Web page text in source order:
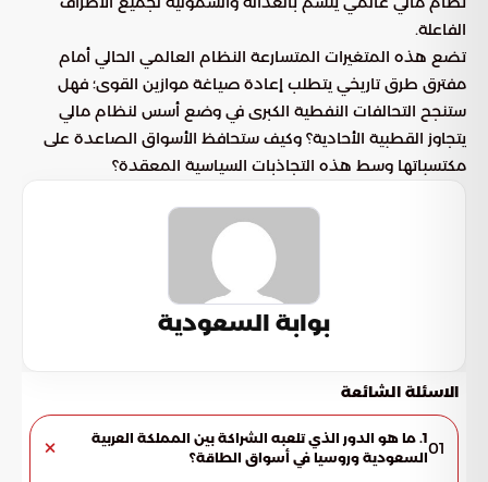
الفاعلة.
تضع هذه المتغيرات المتسارعة النظام العالمي الحالي أمام
مفترق طرق تاريخي يتطلب إعادة صياغة موازين القوى؛ فهل
ستنجح التحالفات النفطية الكبرى في وضع أسس لنظام مالي
يتجاوز القطبية الأحادية؟ وكيف ستحافظ الأسواق الصاعدة على
مكتسباتها وسط هذه التجاذبات السياسية المعقدة؟
بوابة السعودية
الاسئلة الشائعة
01 1. ما هو الدور الذي تلعبه الشراكة بين المملكة العربية
السعودية وروسيا في أسواق الطاقة؟